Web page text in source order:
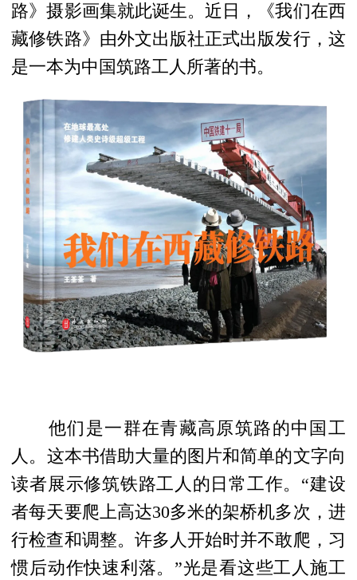
路》摄影画集就此诞生。近日，
《我们在西
藏修铁路》由外文出版社正式出版发行，这
是一本为中国筑路工人所著的书。
他们是一群在青藏高原筑路的中国工
人。 这本书借助大量的图片和简单的文字向
读者展示修筑铁路工人的日常工作。 “建设
者每天要爬上高达30多米的架桥机多次，进
行检查和调整。许多人开始时并不敢爬，习
惯后动作快速利落。”光是看这些工人施工